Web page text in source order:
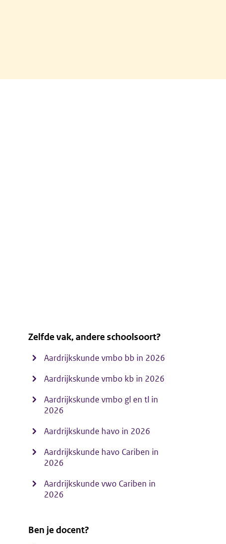
Zelfde vak, andere schoolsoort?
Aardrijkskunde vmbo bb in 2026
Aardrijkskunde vmbo kb in 2026
Aardrijkskunde vmbo gl en tl in
2026
Aardrijkskunde havo in 2026
Aardrijkskunde havo Cariben in
2026
Aardrijkskunde vwo Cariben in
2026
Ben je docent?